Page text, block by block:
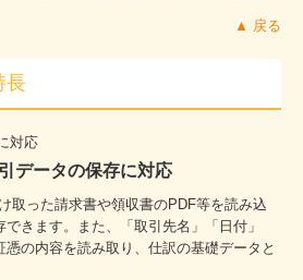
▲ 戻る
長
データの保存に対応
取った請求書や領収書のPDF等を読み込
きます。また、「取引先名」「日付」
憑の内容を読み取り、仕訳の基礎データと